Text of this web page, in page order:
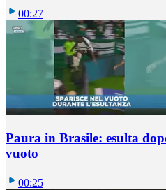
00:27
Paura in Brasile: esulta
vuoto
00:25